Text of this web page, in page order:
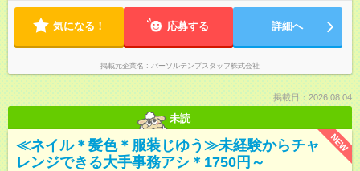
気になる！ 応募する 詳細へ
掲載元企業名 パーソルテンプスタッフ株式会社
掲載日：2026.08.04
未読
NEW
≪ネイル＊髪色＊服装じゆう≫未経験からチャ
レンジできる大手事務アシ＊1750円～